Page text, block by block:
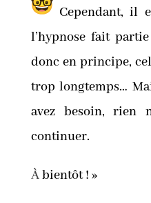
Cependant, il
l’hypnose fait
donc en principe,
trop longtemps…
avez besoin, rien
continuer.
Àbientôt ! »